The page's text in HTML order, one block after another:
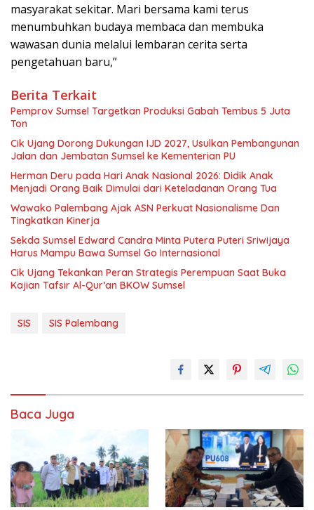
masyarakat sekitar. Mari bersama kami terus
menumbuhkan budaya membaca dan membuka
wawasan dunia melalui lembaran cerita serta
pengetahuan baru,”
Berita Terkait
Pemprov Sumsel Targetkan Produksi Gabah Tembus 5 Juta
Ton
Cik Ujang Dorong Dukungan IJD 2027, Usulkan Pembangunan
Jalan dan Jembatan Sumsel ke Kementerian PU
Herman Deru pada Hari Anak Nasional 2026: Didik Anak
Menjadi Orang Baik Dimulai dari Keteladanan Orang Tua
Wawako Palembang Ajak ASN Perkuat Nasionalisme Dan
Tingkatkan Kinerja
Sekda Sumsel Edward Candra Minta Putera Puteri Sriwijaya
Harus Mampu Bawa Sumsel Go Internasional
Cik Ujang Tekankan Peran Strategis Perempuan Saat Buka
Kajian Tafsir Al-Qur’an BKOW Sumsel
SIS SIS Palembang
Baca Juga